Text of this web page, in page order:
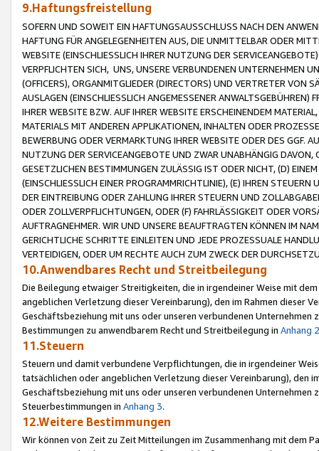
9.Haftungsfreistellung
SOFERN UND SOWEIT EIN HAFTUNGSAUSSCHLUSS NACH DEN
HAFTUNG FÜR ANGELEGENHEITEN AUS, DIE UNMITTELBAR ODER
WEBSITE (EINSCHLIESSLICH IHRER NUTZUNG DER
VERPFLICHTEN SICH, UNS, UNSERE VERBUNDENEN UNTERNEHMEN
(OFFICERS), ORGANMITGLIEDER (DIRECTORS) UND VERTRETER VON
AUSLAGEN (EINSCHLIESSLICH ANGEMESSENER
IHRER WEBSITE BZW. AUF IHRER WEBSITE ERSCHEINENDEM
MATERIALS MIT ANDEREN APPLIKATIONEN, INHALTEN ODER
BEWERBUNG ODER VERMARKTUNG IHRER WEBSITE ODER DES GGF.
NUTZUNG DER SERVICEANGEBOTE UND ZWAR UNABHÄNGIG
GESETZLICHEN BESTIMMUNGEN ZULÄSSIG IST ODER NICHT, (D)
(EINSCHLIESSLICH EINER PROGRAMMRICHTLINIE), (E) IHREN
DER EINTREIBUNG ODER ZAHLUNG IHRER STEUERN UND
ODER ZOLLVERPFLICHTUNGEN, ODER (F) FAHRLÄSSIGKEIT ODER
AUFTRAGNEHMER. WIR UND UNSERE BEAUFTRAGTEN KÖNNEN IM
GERICHTLICHE SCHRITTE EINLEITEN UND JEDE PROZESSUALE
VERTEIDIGEN, ODER UM RECHTE AUCH ZUM ZWECK DER
10.Anwendbares Recht und Streitbeilegung
Die Beilegung etwaiger Streitigkeiten, die in irgendeiner Weise mit
angeblichen Verletzung dieser Vereinbarung), den im Rahmen dieser
Geschäftsbeziehung mit uns oder unseren verbundenen
Bestimmungen zu anwendbarem Recht und Streitbeilegung in Anhang 2
11.Steuern
Steuern und damit verbundene Verpflichtungen, die in irgendeiner
tatsächlichen oder angeblichen Verletzung dieser Vereinbarung), den
Geschäftsbeziehung mit uns oder unseren verbundenen
Steuerbestimmungen in Anhang 3.
12.Weitere Bestimmungen
Wir können von Zeit zu Zeit Mitteilungen im Zusammenhang mit dem